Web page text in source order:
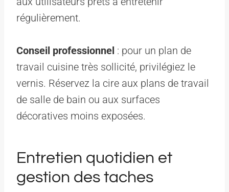
régulièrement.
Conseil professionnel : pour un plan de
travail cuisine très sollicité, privilégiez le
vernis. Réservez la cire aux plans de travail
de salle de bain ou aux surfaces
décoratives moins exposées.
Entretien quotidien et
gestion des taches